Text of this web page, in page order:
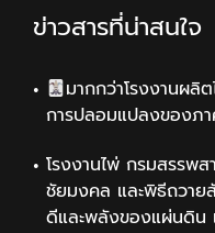
ข่าวสารที่น่าสนใจ
มากกว่าโรงงานผ
การปลอมแปลงของภ
โรงงานไพ่ กรมสรรพ
ชัยมงคล และพิธีถวาย
ดีและพลังของแผ่นดิน